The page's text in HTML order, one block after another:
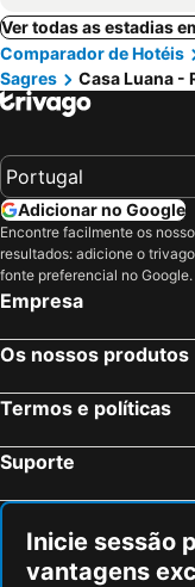
Ver todas as estadias
Comparador de Hotéis
Sagres
Casa Luana -
Adicionar no Google
Encontre facilmente os
resultados: adicione o
fonte preferencial no Google.
Empresa
Os nossos produtos
Termos e políticas
Suporte
Inicie sessão
vantagens